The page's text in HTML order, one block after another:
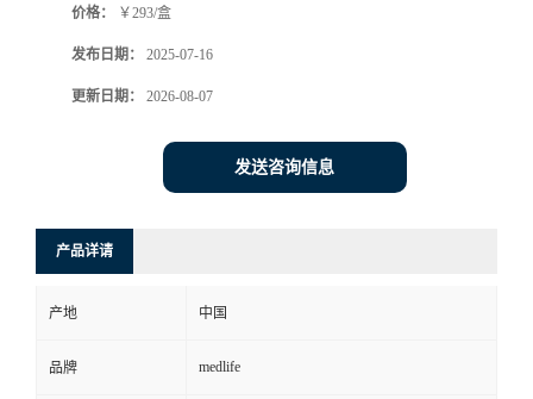
价格： ￥293/盒
发布日期： 2025-07-16
更新日期： 2026-08-07
发送咨询信息
产品详请
产地 中国
品牌 medlife